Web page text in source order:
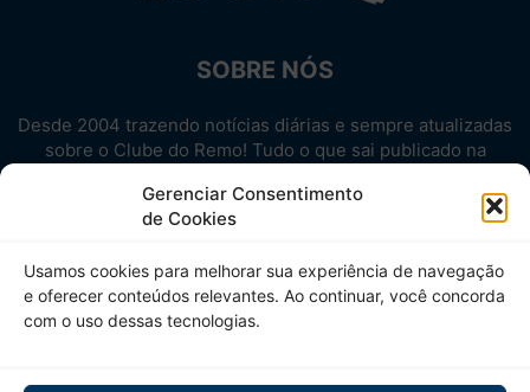
Gerenciar Consentimento
de Cookies
Usamos cookies para melhorar sua experiência de navegação
e oferecer conteúdos relevantes. Ao continuar, você concorda
com o uso dessas tecnologias.
SOBRE NÓS
Desde 2004 trazendo notícias diárias e sempre atualizadas
sobre o Clube do Remo! Tudo o que sai publicado na
Aproveite! Site não-oficial.
SIGA-NOS